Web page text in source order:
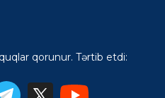
qorunur. Tərtib etdi: